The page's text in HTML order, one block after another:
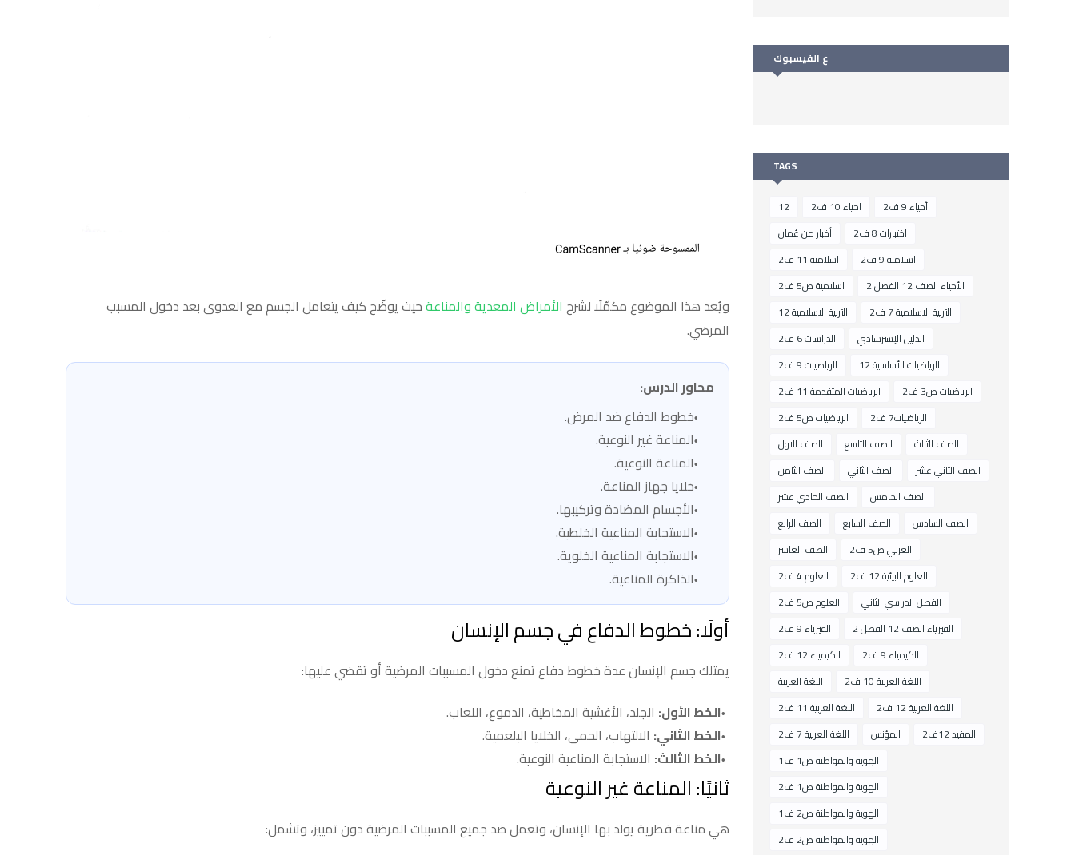
ويُعد هذا الموضوع مكمّلًا لشرح الأمراض المعدية والمناعةحيث يوضّح كيف يتعامل الجسم مع العدوى بعد دخول المسبب
المرضي.
محاور الدرس:
خطوط الدفاع ضد المرض.
المناعة غير النوعية.
المناعة النوعية.
خلايا جهاز المناعة.
الأجسام المضادة وتركيبها.
الاستجابة المناعية الخلطية.
الاستجابة المناعية الخلوية.
الذاكرة المناعية.
أولًا: خطوط الدفاع في جسم الإنسان
يمتلك جسم الإنسان عدة خطوط دفاع تمنع دخول المسببات المرضية أو تقضي عليها:
الخط الأول: الجلد، الأغشية المخاطية، الدموع، اللعاب.
الخط الثاني: الالتهاب، الحمى، الخلايا البلعمية.
الخط الثالث: الاستجابة المناعية النوعية.
ثانيًا: المناعة غير النوعية
هي مناعة فطرية يولد بها الإنسان، وتعمل ضد جميع المسببات المرضية دون تمييز، وتشمل:
ع الفيسبوك
TAGS
12 احياء 10 ف2
أحياء 9 ف2
أخبار من عُمان
اختبارات 8 ف2
اسلامية 11 ف2
اسلامية 9 ف2
اسلامية ص5 ف2
الأحياء الصف 12 الفصل 2
التربية الاسلامية 12
التربية الاسلامية 7 ف2
الدراسات 6 ف2
الدليل الإسترشادي
الرياضيات 9 ف2
الرياضيات الأساسية 12
الرياضيات المتقدمة 11 ف2
الرياضيات ص3 ف2
الرياضيات ص5 ف2
الرياضيات7 ف2
الصف الاول
الصف التاسع
الصف الثالث
الصف الثامن
الصف الثاني
الصف الثاني عشر
الصف الحادي عشر
الصف الخامس
الصف الرابع
الصف السابع
الصف السادس
الصف العاشر
العربي ص5 ف2
العلوم 4 ف2
العلوم البيئية 12 ف2
العلوم ص5 ف2
الفصل الدراسي الثاني
الفيزياء 9 ف2
الفيزياء الصف 12 الفصل 2
الكيمياء 12 ف2
الكيمياء 9 ف2
اللغة العربية
اللغة العربية 10 ف2
اللغة العربية 11 ف2
اللغة العربية 12 ف2
اللغة العربية 7 ف2
المؤنس
المفيد 12ف2
الهوية والمواطنة ص1 ف1
الهوية والمواطنة ص1 ف2
الهوية والمواطنة ص2 ف1
الهوية والمواطنة ص2 ف2